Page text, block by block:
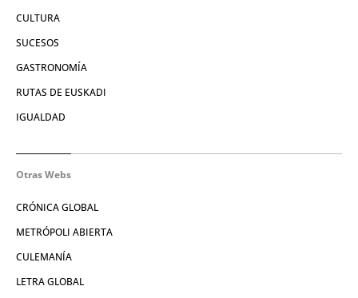
CULTURA
SUCESOS
GASTRONOMÍA
RUTAS DE EUSKADI
IGUALDAD
Otras Webs
CRÓNICA GLOBAL
METRÓPOLI ABIERTA
CULEMANÍA
LETRA GLOBAL